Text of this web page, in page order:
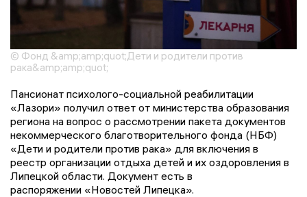
© Фонд &amp;amp;quot;Дети и родители против
рака&amp;amp;quot;
Пансионат психолого-социальной реабилитации
«Лазори» получил ответ от министерства образования
региона на вопрос о рассмотрении пакета документов
некоммерческого благотворительного фонда (НБФ)
«Дети и родители против рака» для включения в
реестр организации отдыха детей и их оздоровления в
Липецкой области. Документ есть в
распоряжении «Новостей Липецка».